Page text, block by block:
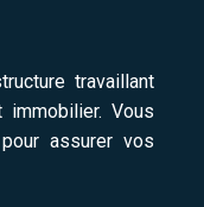
travaillant
Vous
assurer vos